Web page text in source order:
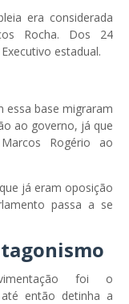
era considerada
Rocha. Dos 24
estadual.
essa base migraram
ao governo, já que
Rogério ao
já eram oposição
passa a se
foi o
então detinha a